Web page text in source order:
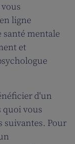
ligne
santé mentale
et
d'un
quoi vous
suivantes. Pour